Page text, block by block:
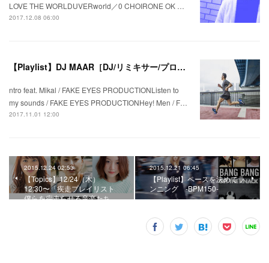
LOVE THE WORLDUVERworld／0 CHOIRONE OK …
2017.12.08 06:00
【Playlist】DJ MAAR［DJ/リミキサー/プロデューサー］編 ランニングシューズを切り口にした“走るためのプレイリスト”–「BROOKS GHOST10 ver.」
ntro feat. Mikal / FAKE EYES PRODUCTIONListen to
my sounds / FAKE EYES PRODUCTIONHey! Men / F…
2017.11.01 12:00
2015.12.24 02:53
【Topics】12/24（木）
12:30〜「疾走プレイリスト
僕らを疾走らせる音楽たち…
2015.12.21 06:45
【Playlist】ペースを決めてラ
ンニング -BPM150-